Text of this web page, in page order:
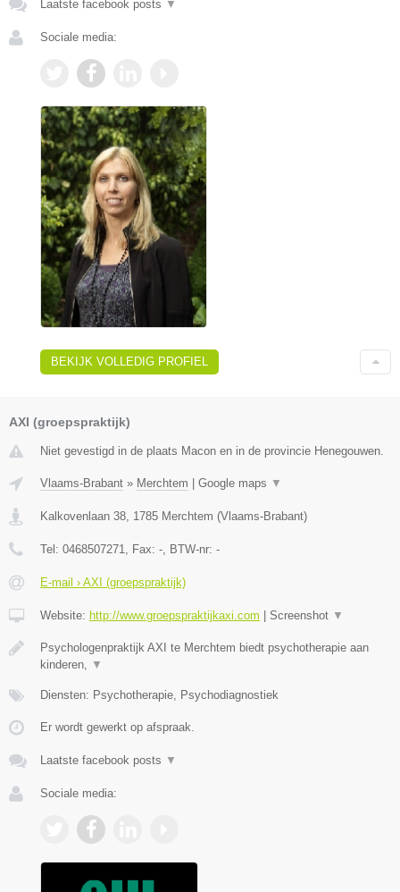
Laatste facebook posts ▼
Sociale media:
BEKIJK VOLLEDIG PROFIEL
AXI (groepspraktijk)
Niet gevestigd in de plaats Macon en in de provincie Henegouwen.
Vlaams-Brabant » Merchtem Google maps ▼
Kalkovenlaan 38 1785 Merchtem (Vlaams-Brabant)
Tel: 0468507271 , Fax: - , BTW-nr: -
E-mail › AXI (groepspraktijk)
Website: http://www.groepspraktijkaxi.com Screenshot ▼
Psychologenpraktijk AXI te Merchtem biedt psychotherapie aan
kinderen,
▼
Diensten: Psychotherapie, Psychodiagnostiek
Er wordt gewerkt op afspraak.
Laatste facebook posts ▼
Sociale media: